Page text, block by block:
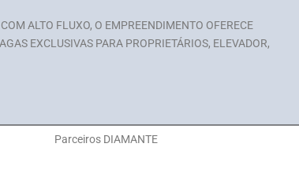
ALTO FLUXO, O EMPREENDIMENTO OFERECE
EXCLUSIVAS PARA PROPRIETÁRIOS, ELEVADOR,
Parceiros DIAMANTE